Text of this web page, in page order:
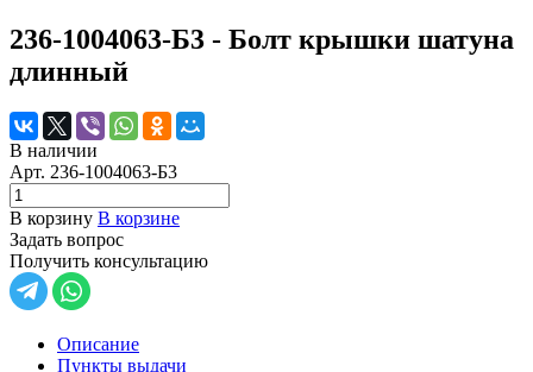
236-1004063-Б3 - Болт крышки шатуна
длинный
В наличии
Арт. 236-1004063-Б3
В корзину В корзине
Задать вопрос
Получить консультацию
Описание
Пункты выдачи